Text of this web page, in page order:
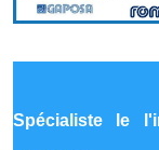
Spécialiste le